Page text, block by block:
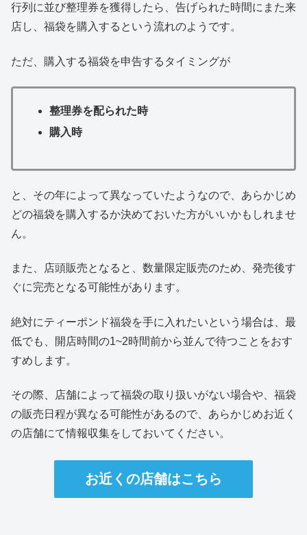
行列に並び整理券を獲得したら、告げられた時間にまた来
店し、福袋を購入するという流れのようです。
ただ、購入する福袋を申告するタイミングが
整理券を配られた時
購入時
と、その年によって異なっていたようなので、あらかじめ
どの福袋を購入するか決めておいた方がいいかもしれませ
ん。
また、店頭販売となると、数量限定販売のため、発売後す
ぐに完売となる可能性があります。
絶対にティーポンド福袋を手に入れたいという場合は、最
低でも、開店時間の1~2時間前から並んで待つことをおす
すめします。
その際、店舗によって福袋の取り扱いがない場合や、福袋
の販売日程が異なる可能性があるので、あらかじめお近く
の店舗にて情報収集をしておいてください。
お近くの店舗はこちら